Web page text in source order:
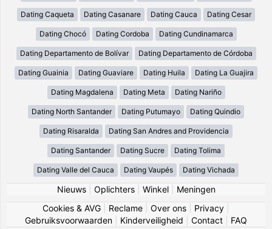
Dating Caqueta Dating Casanare Dating Cauca Dating Cesar
Dating Chocó Dating Cordoba Dating Cundinamarca
Dating Departamento de Bolívar Dating Departamento de Córdoba
Dating Guainia Dating Guaviare Dating Huila Dating La Guajira
Dating Magdalena Dating Meta Dating Nariño
Dating North Santander Dating Putumayo Dating Quindio
Dating Risaralda Dating San Andres and Providencia
Dating Santander Dating Sucre Dating Tolima
Dating Valle del Cauca Dating Vaupés Dating Vichada
Nieuws| Oplichters| Winkel| Meningen
Cookies & AVG
Reclame Over ons Privacy
Gebruiksvoorwaarden
Kinderveiligheid Contact FAQ